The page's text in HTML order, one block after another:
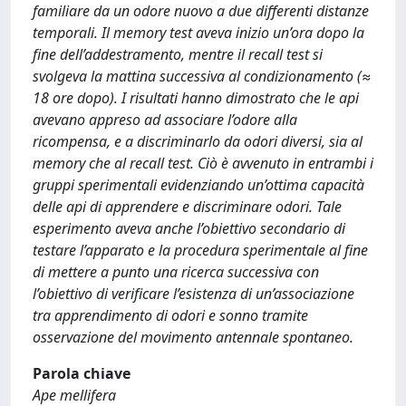
familiare da un odore nuovo a due differenti distanze
temporali. Il memory test aveva inizio un’ora dopo la
fine dell’addestramento, mentre il recall test si
svolgeva la mattina successiva al condizionamento (≈
18 ore dopo). I risultati hanno dimostrato che le api
avevano appreso ad associare l’odore alla
ricompensa, e a discriminarlo da odori diversi, sia al
memory che al recall test. Ciò è avvenuto in entrambi i
gruppi sperimentali evidenziando un’ottima capacità
delle api di apprendere e discriminare odori. Tale
esperimento aveva anche l’obiettivo secondario di
testare l’apparato e la procedura sperimentale al fine
di mettere a punto una ricerca successiva con
l’obiettivo di verificare l’esistenza di un’associazione
tra apprendimento di odori e sonno tramite
osservazione del movimento antennale spontaneo.
Parola chiave
Ape mellifera